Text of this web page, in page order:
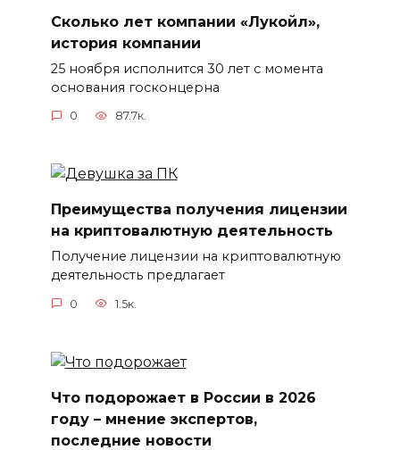
Сколько лет компании «Лукойл»,
история компании
25 ноября исполнится 30 лет с момента
основания госконцерна
0 87.7к.
Преимущества получения лицензии
на криптовалютную деятельность
Получение лицензии на криптовалютную
деятельность предлагает
0 1.5к.
Что подорожает в России в 2026
году – мнение экспертов,
последние новости